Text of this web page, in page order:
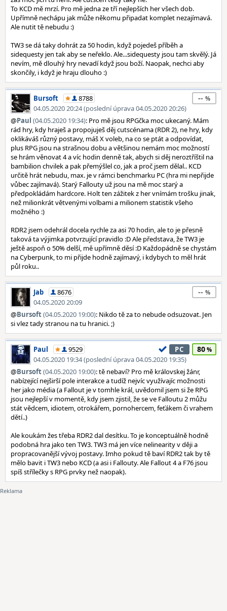
To KCD mě mrzí. Pro mě jedna ze tří nejlepších her všech dob.
Upřímně nechápu jak může někomu připadat komplet nezajímavá.
Ale nutit tě nebudu :)
TW3 se dá taky dohrát za 50 hodin, když pojedeš příběh a
sidequesty jen tak aby se neřeklo. Ale...sidequesty jsou tam skvělý. Já
nevím, mě dlouhý hry nevadí když jsou boží. Naopak, nechci aby
skončily, i když je hraju dlouho :)
Bursoft
8788
04.05.2020 20:24 (poslední úprava 04.05.2020 20:26)
--
@Paul (04.05.2020 19:34): Pro mě jsou RPGčka moc ukecaný. Mám
rád hry, kdy hraješ a propojuješ děj cutscénama (RDR 2), ne hry, kdy
oklikáváš různý postavy, máš X voleb, na co se ptát a odpovídat,
plus RPG jsou na strašnou dobu a většinou nemám moc možností
se hrám věnovat 4 a víc hodin denně tak, abych si děj neroztříštil na
bambilion chvilek a pak přemýšlel co, jak a proč jsem dělal.. KCD
určitě hrát nebudu, max. je v rámci benchmarku PC (hra mi nepřijde
vůbec zajímavá). Starý Fallouty už jsou na mě moc starý a
předpokládám hardcore. Holt ten zážitek z her vnímám trošku jinak,
než milionkrát větvenými volbami a milionem statistik všeho
možného :)
RDR2 jsem odehrál docela rychle za asi 70 hodin, ale to je přesně
taková ta výjimka potvrzující pravidlo :D Ale představa, že TW3 je
ještě aspoň o 50% delší, mě upřímně děsí :D Každopádně se chystám
na Cyberpunk, to mi přijde hodně zajímavý, i kdybych to měl hrát
půl roku..
Jab
8676
04.05.2020 20:09
--
@Bursoft(04.05.2020 19:00): Nikdo tě za to nebude odsuzovat. Jen
si vlez tady stranou na tu hranici. ;)
Paul
9529
04.05.2020 19:34 (poslední úprava 04.05.2020 19:35)
PC 80
@Bursoft(04.05.2020 19:00): tě nebaví? Pro mě královskej žánr,
nabízející nejširší pole interakce a tudíž nejvíc využívajíc možnosti
her jako média (a Fallout je v tomhle král, uvědomil jsem si že RPG
jsou nejlepší v momentě, kdy jsem zjistil, že se ve Falloutu 2 můžu
stát vědcem, idiotem, otrokářem, pornohercem, feťákem či vrahem
dětí..)
Ale koukám žes třeba RDR2 dal desítku. To je konceptuálně hodně
podobná hra jako ten TW3. TW3 má jen více nelinearity v ději a
propracovanější vývoj postavy. Imho pokud tě baví RDR2 tak by tě
mělo bavit i TW3 nebo KCD (a asi i Fallouty. Ale Fallout 4 a F76 jsou
spíš střílečky s RPG prvky než naopak).